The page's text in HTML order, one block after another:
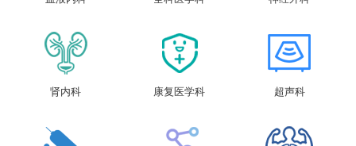
肾内科 康复医学科 超声科